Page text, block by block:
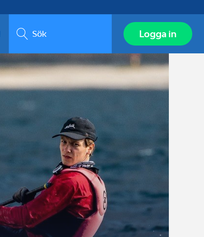
Sök Logga in